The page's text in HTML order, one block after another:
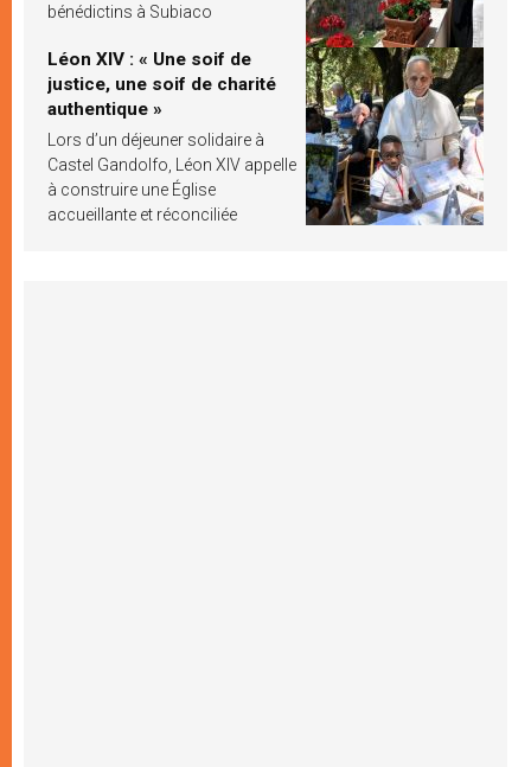
bénédictins à Subiaco
Léon XIV : « Une soif de
justice, une soif de charité
authentique »
Lors d’un déjeuner solidaire à
Castel Gandolfo, Léon XIV appelle
à construire une Église
accueillante et réconciliée